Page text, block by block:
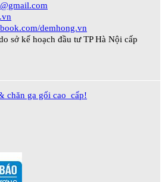
demhong.vn
sở kế hoạch đầu tư TP Hà Nội cấp
chăn ga gối cao cấp!